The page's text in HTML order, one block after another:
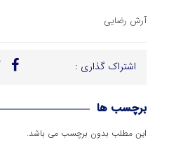
آرش رضایی
اشتراک گذاری :
برچسب ها
این مطلب بدون برچسب می باشد.